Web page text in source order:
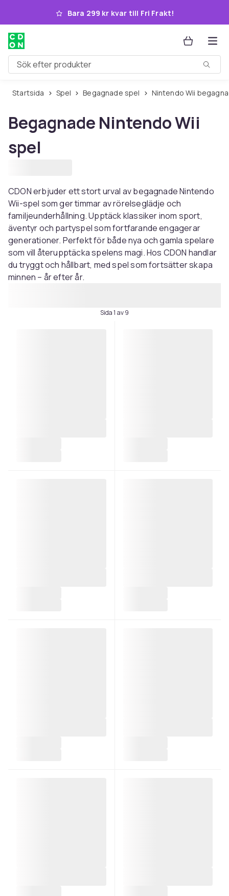
Hoppa till huvudinnehållet
Bara 299 kr kvar till Fri Frakt!
Sök efter produkter
Startsida Spel Begagnade spel Nintendo Wii
Begagnade Nintendo Wii
spel
CDON erbjuder ett stort urval av begagnade Nintendo
Wii-spel som ger timmar av rörelseglädje och
familjeunderhållning. Upptäck klassiker inom sport,
äventyr och partyspel som fortfarande engagerar
generationer. Perfekt för både nya och gamla spelare
som vill återupptäcka spelens magi. Hos CDON handlar
du tryggt och hållbart, med spel som fortsätter skapa
minnen – år efter år.
Sida 1 av 9